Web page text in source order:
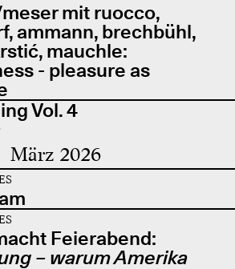
mit ruocco,
ammann, brechbühl,
mauchle:
- pleasure as
Vol. 4
März 2026
Feierabend:
– warum Amerika